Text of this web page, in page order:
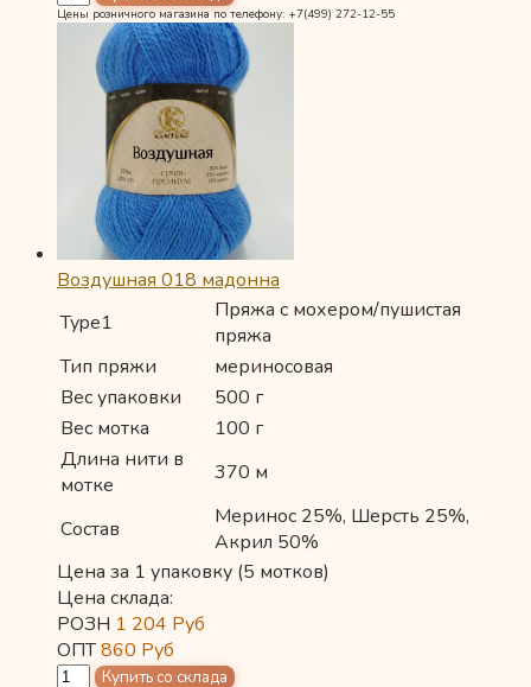
Цены розничного магазина по телефону: +7(499) 272-12-55
Воздушная 018 мадонна
Type1
Пряжа с мохером/пушистая
пряжа
Тип пряжи
мериносовая
Вес упаковки
500 г
Вес мотка
100 г
Длина нити в
мотке
370 м
Состав
Меринос 25%, Шерсть 25%,
Акрил 50%
Цена за 1 упаковку (5 мотков)
Цена склада:
РОЗН 1 204 Руб
ОПТ860 Руб